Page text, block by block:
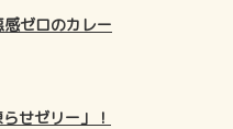
ゼロのカレー
せゼリー」！